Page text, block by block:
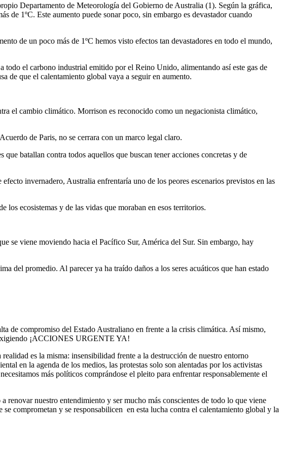
Departamento de Meteorología del Gobierno de Australia (1). Según la gráfica,
de 1ºC. Este aumento puede sonar poco, sin embargo es devastador cuando
de un poco más de 1ºC hemos visto efectos tan devastadores en todo el mundo,
todo el carbono industrial emitido por el Reino Unido, alimentando así este gas de
de que el calentamiento global vaya a seguir en aumento.
el cambio climático. Morrison es reconocido como un negacionista climático,
de Paris, no se cerrara con un marco legal claro.
batallan contra todos aquellos que buscan tener acciones concretas y de
invernadero, Australia enfrentaría uno de los peores escenarios previstos en las
los ecosistemas y de las vidas que moraban en esos territorios.
se viene moviendo hacia el Pacífico Sur, América del Sur. Sin embargo, hay
del promedio. Al parecer ya ha traído daños a los seres acuáticos que han estado
de compromiso del Estado Australiano en frente a la crisis climática. Así mismo,
¡ACCIONES URGENTE YA!
es la misma: insensibilidad frente a la destrucción de nuestro entorno
en la agenda de los medios, las protestas solo son alentadas por los activistas
más políticos comprándose el pleito para enfrentar responsablemente el
renovar nuestro entendimiento y ser mucho más conscientes de todo lo que viene
comprometan y se responsabilicen en esta lucha contra el calentamiento global y la